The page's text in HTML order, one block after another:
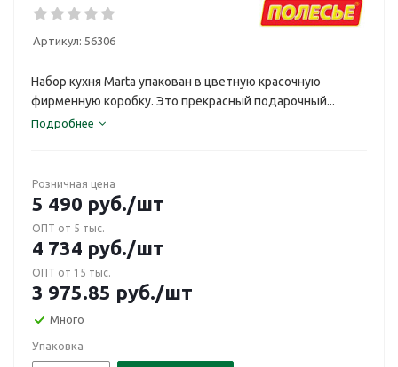
Артикул: 56306
Набор кухня Marta упакован в цветную красочную
фирменную коробку. Это прекрасный подарочный...
Подробнее
Розничная цена
5 490 руб./шт
ОПТ от 5 тыс.
4 734 руб./шт
ОПТ от 15 тыс.
3 975.85 руб./шт
Много
Упаковка